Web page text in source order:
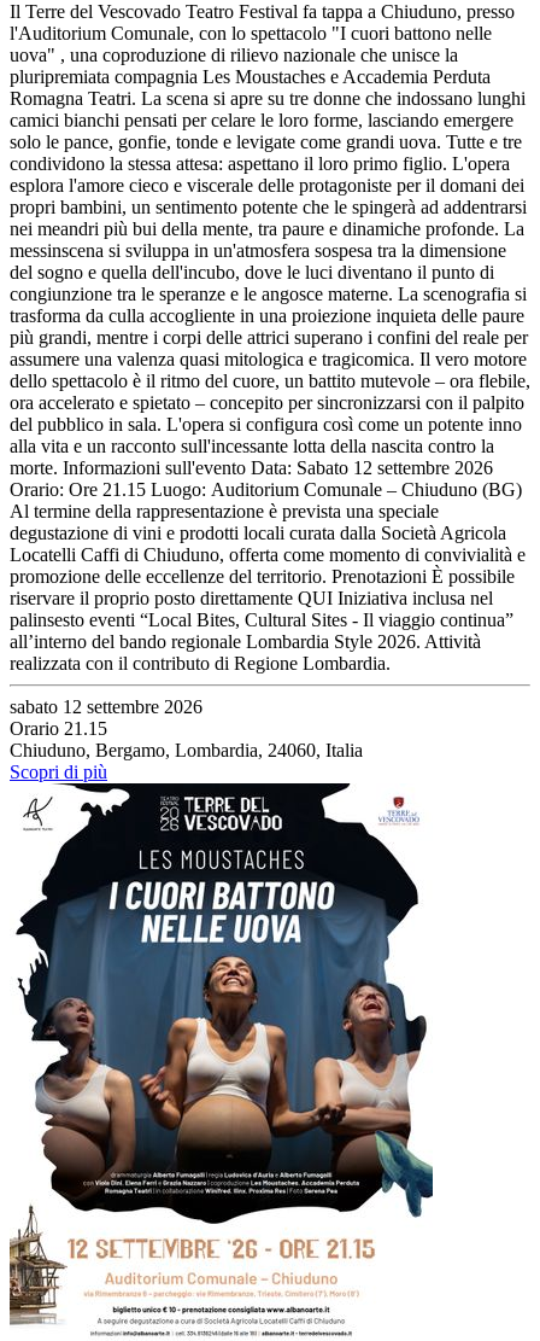
Il Terre del Vescovado Teatro Festival fa tappa a Chiuduno, presso
l'Auditorium Comunale, con lo spettacolo "I cuori battono nelle
uova" , una coproduzione di rilievo nazionale che unisce la
pluripremiata compagnia Les Moustaches e Accademia Perduta
Romagna Teatri. La scena si apre su tre donne che indossano lunghi
camici bianchi pensati per celare le loro forme, lasciando emergere
solo le pance, gonfie, tonde e levigate come grandi uova. Tutte e tre
condividono la stessa attesa: aspettano il loro primo figlio. L'opera
esplora l'amore cieco e viscerale delle protagoniste per il domani dei
propri bambini, un sentimento potente che le spingerà ad addentrarsi
nei meandri più bui della mente, tra paure e dinamiche profonde. La
messinscena si sviluppa in un'atmosfera sospesa tra la dimensione
del sogno e quella dell'incubo, dove le luci diventano il punto di
congiunzione tra le speranze e le angosce materne. La scenografia si
trasforma da culla accogliente in una proiezione inquieta delle paure
più grandi, mentre i corpi delle attrici superano i confini del reale per
assumere una valenza quasi mitologica e tragicomica. Il vero motore
dello spettacolo è il ritmo del cuore, un battito mutevole – ora flebile,
ora accelerato e spietato – concepito per sincronizzarsi con il palpito
del pubblico in sala. L'opera si configura così come un potente inno
alla vita e un racconto sull'incessante lotta della nascita contro la
morte. Informazioni sull'evento Data: Sabato 12 settembre 2026
Orario: Ore 21.15 Luogo: Auditorium Comunale – Chiuduno (BG)
Al termine della rappresentazione è prevista una speciale
degustazione di vini e prodotti locali curata dalla Società Agricola
Locatelli Caffi di Chiuduno, offerta come momento di convivialità e
promozione delle eccellenze del territorio. Prenotazioni È possibile
riservare il proprio posto direttamente QUI Iniziativa inclusa nel
palinsesto eventi “Local Bites, Cultural Sites - Il viaggio continua”
all’interno del bando regionale Lombardia Style 2026. Attività
realizzata con il contributo di Regione Lombardia.
sabato 12 settembre 2026
Orario 21.15
Chiuduno, Bergamo, Lombardia, 24060, Italia
Scopri di più